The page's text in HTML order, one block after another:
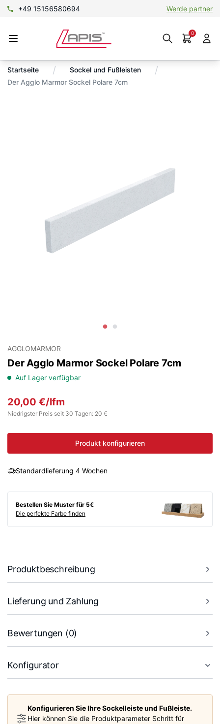
+49 15156580694 Werde partner
0
Startseite / Sockel und Fußleisten /
Der Agglo Marmor Sockel Polare 7cm
AGGLOMARMOR
Der Agglo Marmor Sockel Polare 7cm
Auf Lager verfügbar
20,00 €/lfm
Niedrigster Preis seit 30 Tagen: 20 €
Produkt konfigurieren
Standardlieferung 4 Wochen
Bestellen Sie Muster für 5€
Die perfekte Farbe finden
Produktbeschreibung
Lieferung und Zahlung
Bewertungen (0)
Konfigurator
Konfigurieren Sie Ihre Sockelleiste und Fußleiste.
Hier können Sie die Produktparameter Schritt für